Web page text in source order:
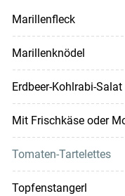
Marillenfleck
Marillenknödel
Erdbeer-Kohlrabi-Salat
Mit Frischkäse oder
Tomaten-Tartelettes
Topfenstangerl